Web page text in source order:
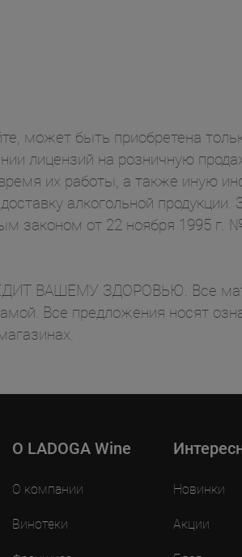
может быть приобретена
лицензий на розничную
их работы, а также иную
алкогольной продукции.
законом от 22 ноября 1995
ВАШЕМУ ЗДОРОВЬЮ. Все
Все предложения носят
O LADOGA Wine
О компании
Винотеки
Новинки
Акции